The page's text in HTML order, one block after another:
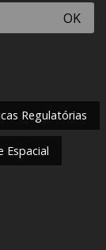
OK
Regulatórias
Espacial